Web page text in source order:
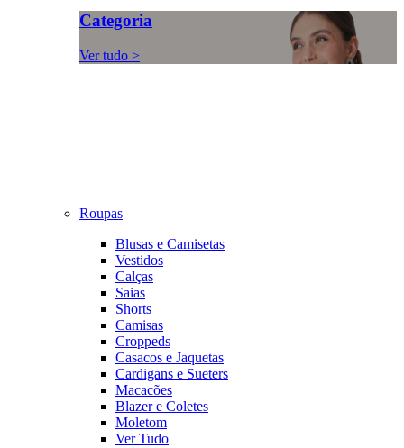
Categoria
Ver tudo >
Roupas
Blusas e Camisetas
Vestidos
Calças
Saias
Shorts
Camisas
Croppeds
Casacos e Jaquetas
Cardigans e Sueters
Macacões
Blazer e Coletes
Moletom
Ver Tudo